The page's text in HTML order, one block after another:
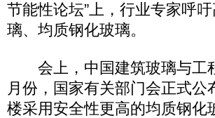
节能性论坛”上，行业专家呼
璃、均质钢化玻璃。
会上，中国建筑玻璃与工
月份，国家有关部门会正式
楼采用安全性更高的均质钢化